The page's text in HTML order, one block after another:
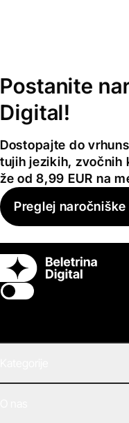
Postanite
Digital!
Dostopajte do
tujih jezikih, zvočnih
že od 8,99 EUR na
Preglej
Switch theme